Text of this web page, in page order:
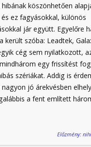
köszönhetően
ez fagyásokkal, különös
jár együtt. Egyelőre
került szóba: Leadtek,
cég sem nyilatkozott,
egy frissítést
szériákat. Addig is
jó árekvésben
a fent említett
Előzmény: